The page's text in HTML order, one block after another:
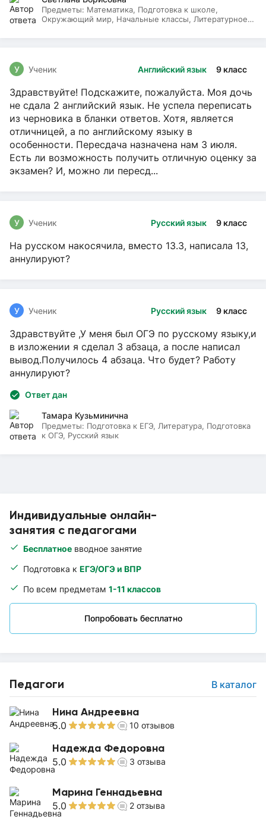
Индивидуальные онлайн-
занятия с педагогами
Бесплатное вводное занятие
Подготовка к ЕГЭ/ОГЭ и ВПР
По всем предметам 1-11 классов
Попробовать бесплатно
Педагоги В каталог
Нина Андреевна
5.0 10 отзывов
Надежда Федоровна
5.0 3 отзыва
Марина Геннадьевна
5.0 2 отзыва
Предметы: Математика, Подготовка к школе,
Окружающий мир, Начальные классы, Литературное
Английский язык 9 класс
У Ученик
Здравствуйте! Подскажите, пожалуйста. Моя дочь
не сдала 2 английский язык. Не успела переписать
из черновика в бланки ответов. Хотя, является
отличницей, а по английскому языку в
особенности. Пересдача назначена нам 3 июля.
Есть ли возможность получить отличную оценку за
экзамен? И, можно ли пересд...
Русский язык 9 класс
У Ученик
На русском накосячила, вместо 13.3, написала 13,
аннулируют?
Русский язык 9 класс
У Ученик
Здравствуйте ,У меня был ОГЭ по русскому языку,и
в изложении я сделал 3 абзаца, а после написал
вывод.Получилось 4 абзаца. Что будет? Работу
аннулируют?
Ответ дан
Тамара Кузьминична
Предметы: Подготовка к ЕГЭ, Литература, Подготовка
к ОГЭ, Русский язык